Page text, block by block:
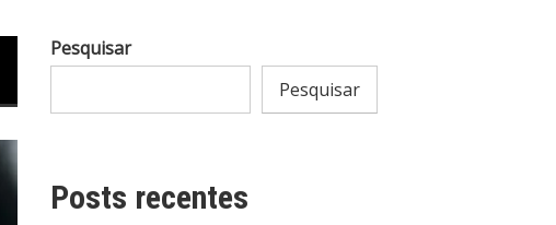
Pesquisar
Pesquisar
Posts recentes